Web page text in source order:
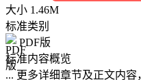
大小 1.46M
标准类别
PDF版
标准内容概览
... 更多详细章节及正文内容